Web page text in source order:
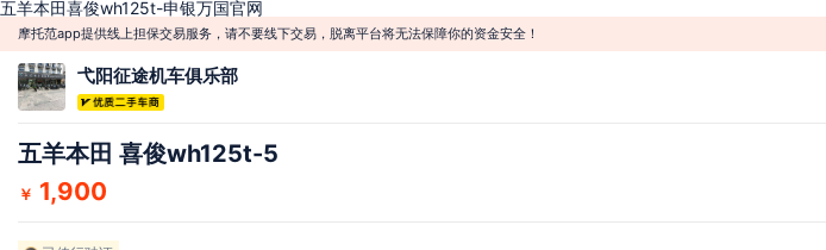
五羊本田喜俊wh125t-申银万国官网
摩托范app提供线上担保交易服务，请不要线下交易，脱离平台将无法保障你的资金安全！
弋阳征途机车俱乐部
五羊本田 喜俊wh125t-5
￥ 1,900